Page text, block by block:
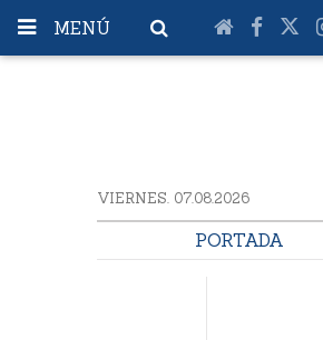
MENÚ
VIERNES. 07.08.2026
PORTADA